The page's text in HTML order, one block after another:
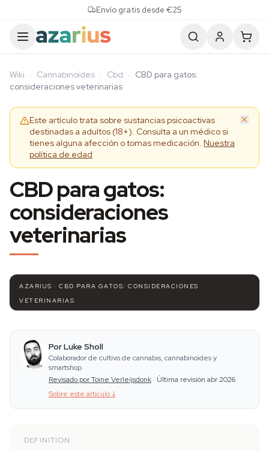
Envío gratis desde €25
Wiki · Cannabinoides · Cbd · CBD para gatos:
consideraciones veterinarias
Este artículo trata sobre sustancias psicoactivas
destinadas a adultos (18+). Consulta a un médico si
tienes alguna afección o tomas medicación. Nuestra
política de edad
CBD para gatos:
consideraciones
veterinarias
AZARIUS · CBD PARA GATOS: CONSIDERACIONES
VETERINARIAS
Por Luke Sholl
Colaborador de cultivo de cannabis, cannabinoides y
smartshop
Revisado por Toine Verleijsdonk · Última revisión abr 2026
Sobre este artículo↓
DEFINITION